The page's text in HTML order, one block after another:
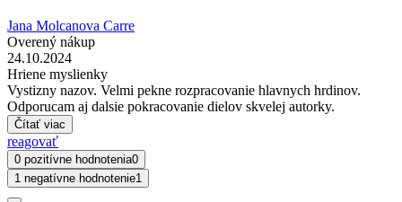
Jana Molcanova Carre
Overený nákup
24.10.2024
Hriene myslienky
Vystizny nazov. Velmi pekne rozpracovanie hlavnych hrdinov.
Odporucam aj dalsie pokracovanie dielov skvelej autorky.
Čítať viac
reagovať
0 pozitívne hodnotenia0
1 negatívne hodnotenie1